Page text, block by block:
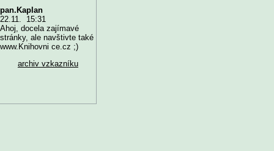
pan.Kaplan
22.11. 15:31
Ahoj, docela zajímavé
stránky, ale navštivte také
www.Knihovni ce.cz ;)
archiv vzkazníku